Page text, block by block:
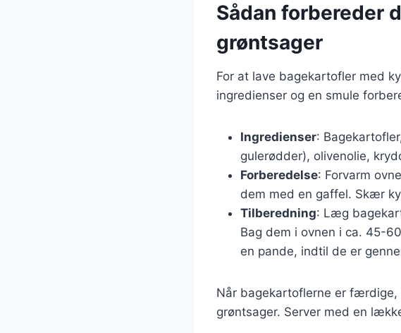
Sådan forbereder
grøntsager
For at lave bagekartofler med
ingredienser og en smule
Ingredienser:
gulerødder), olivenolie,
Forberedelse: Forvarm
dem med en gaffel. Skær
Tilberedning: Læg
Bag dem i ovnen i ca. 45-
en pande, indtil de er
Når bagekartoflerne er
grøntsager. Server med en